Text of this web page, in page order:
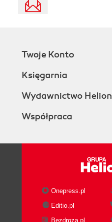
Twoje Konto
Księgarnia
Wydawnictwo Helion
Współpraca
Onepress.pl
Editio.pl
Bezdroza.pl